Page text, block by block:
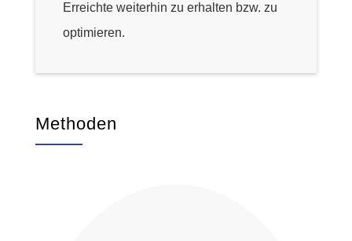
Erreichte weiterhin zu erhalten bzw. zu
optimieren.
Methoden